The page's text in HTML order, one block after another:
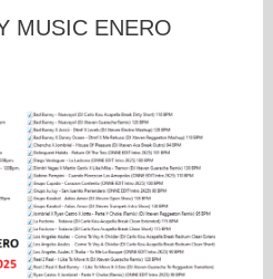
MUSIC ENERO